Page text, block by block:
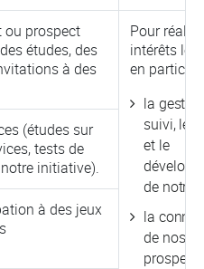
ou prospect
études, des
à des
Pour
intérêts
en
la
suivi, le
et le
de notre
la
de nos
(études sur
tests de
initiative).
à des jeux